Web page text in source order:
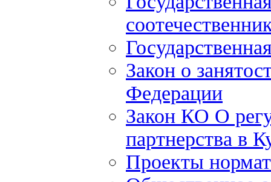
Закон о
Федерации
Закон КО О
партнерства в
Проекты